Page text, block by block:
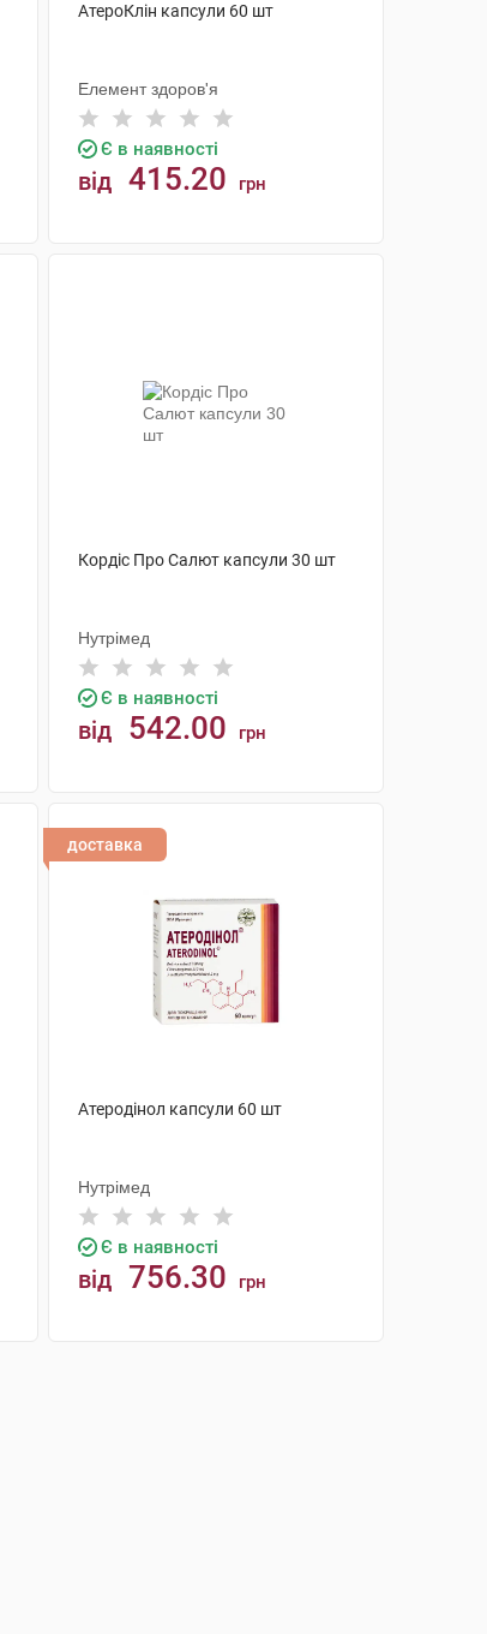
АтероКлін капсули 60 шт
Елемент здоров'я
Є в наявності
від 415.20 грн
Кордіс Про Салют капсули 30 шт
Нутрімед
Є в наявності
від 542.00 грн
доставка
Атеродінол капсули 60 шт
Нутрімед
Є в наявності
від 756.30 грн